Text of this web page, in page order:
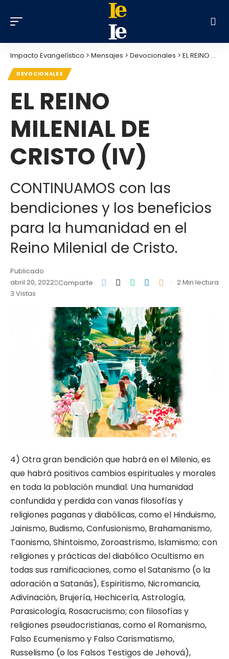
Impacto Evangelístico > Mensajes > Devocionales > EL REINO MILENIAL DE CRISTO (IV)
DEVOCIONALES
EL REINO
MILENIAL DE
CRISTO (IV)
CONTINUAMOS con las
bendiciones y los beneficios
para la humanidad en el
Reino Milenial de Cristo.
Publicado
abril 20, 2022
3 Vistas
Comparte 2 Min lectura
4) Otra gran bendición que habrá en el Milenio, es
que habrá positivos cambios espirituales y morales
en toda la población mundial. Una humanidad
confundida y perdida con vanas filosofías y
religiones paganas y diabólicas, como el Hinduismo,
Jainismo, Budismo, Confusionismo, Brahamanismo,
Taonismo, Shintoismo, Zoroastrismo, Islamismo; con
religiones y prácticas del diabólico Ocultismo en
todas sus ramificaciones, como el Satanismo (o la
adoración a Satanás), Espiritismo, Nicromancia,
Adivinación, Brujería, Hechicería, Astrología,
Parasicología, Rosacrucismo; con filosofías y
religiones pseudocristianas, como el Romanismo,
Falso Ecumenismo y Falso Carismatismo,
Russelismo (o los Falsos Testigos de Jehová),